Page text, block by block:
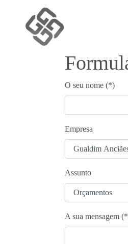
O seu nome (*)
Empresa
Assunto
A sua mensagem